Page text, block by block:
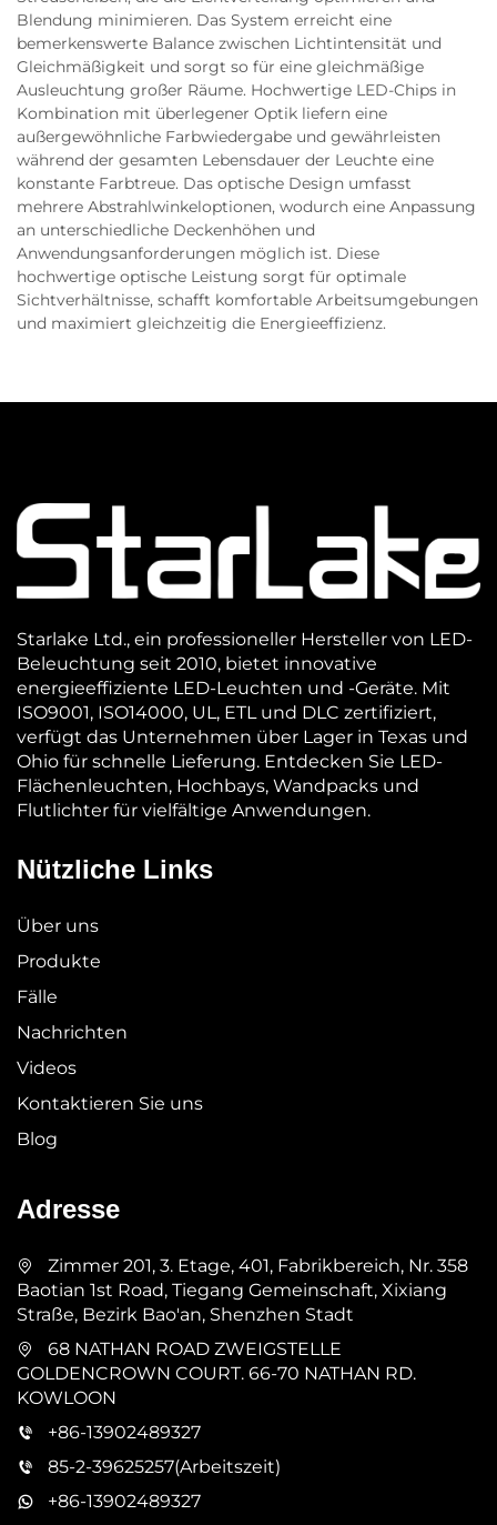
Blendung minimieren. Das System erreicht eine
bemerkenswerte Balance zwischen Lichtintensität und
Gleichmäßigkeit und sorgt so für eine gleichmäßige
Ausleuchtung großer Räume. Hochwertige LED-Chips in
Kombination mit überlegener Optik liefern eine
außergewöhnliche Farbwiedergabe und gewährleisten
während der gesamten Lebensdauer der Leuchte eine
konstante Farbtreue. Das optische Design umfasst
mehrere Abstrahlwinkeloptionen, wodurch eine Anpassung
an unterschiedliche Deckenhöhen und
Anwendungsanforderungen möglich ist. Diese
hochwertige optische Leistung sorgt für optimale
Sichtverhältnisse, schafft komfortable Arbeitsumgebungen
und maximiert gleichzeitig die Energieeffizienz.
Starlake Ltd., ein professioneller Hersteller von LED-
Beleuchtung seit 2010, bietet innovative
energieeffiziente LED-Leuchten und -Geräte. Mit
ISO9001, ISO14000, UL, ETL und DLC zertifiziert,
verfügt das Unternehmen über Lager in Texas und
Ohio für schnelle Lieferung. Entdecken Sie LED-
Flächenleuchten, Hochbays, Wandpacks und
Flutlichter für vielfältige Anwendungen.
Nützliche Links
Über uns
Produkte
Fälle
Nachrichten
Videos
Kontaktieren Sie uns
Blog
Adresse
Zimmer 201, 3. Etage, 401, Fabrikbereich, Nr. 358
Baotian 1st Road, Tiegang Gemeinschaft, Xixiang
Straße, Bezirk Bao'an, Shenzhen Stadt
68 NATHAN ROAD ZWEIGSTELLE
GOLDENCROWN COURT. 66-70 NATHAN RD.
KOWLOON
+86-13902489327
85-2-39625257(Arbeitszeit)
+86-13902489327